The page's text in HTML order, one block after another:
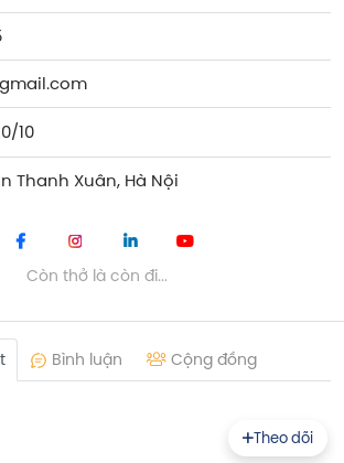
10
Thanh Xuân, Hà Nội
Còn thở là còn đi...
Bình luận Cộng đồng
Theo dõi